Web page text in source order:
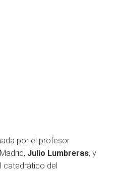
por el profesor
Julio Lumbreras, y
catedrático del